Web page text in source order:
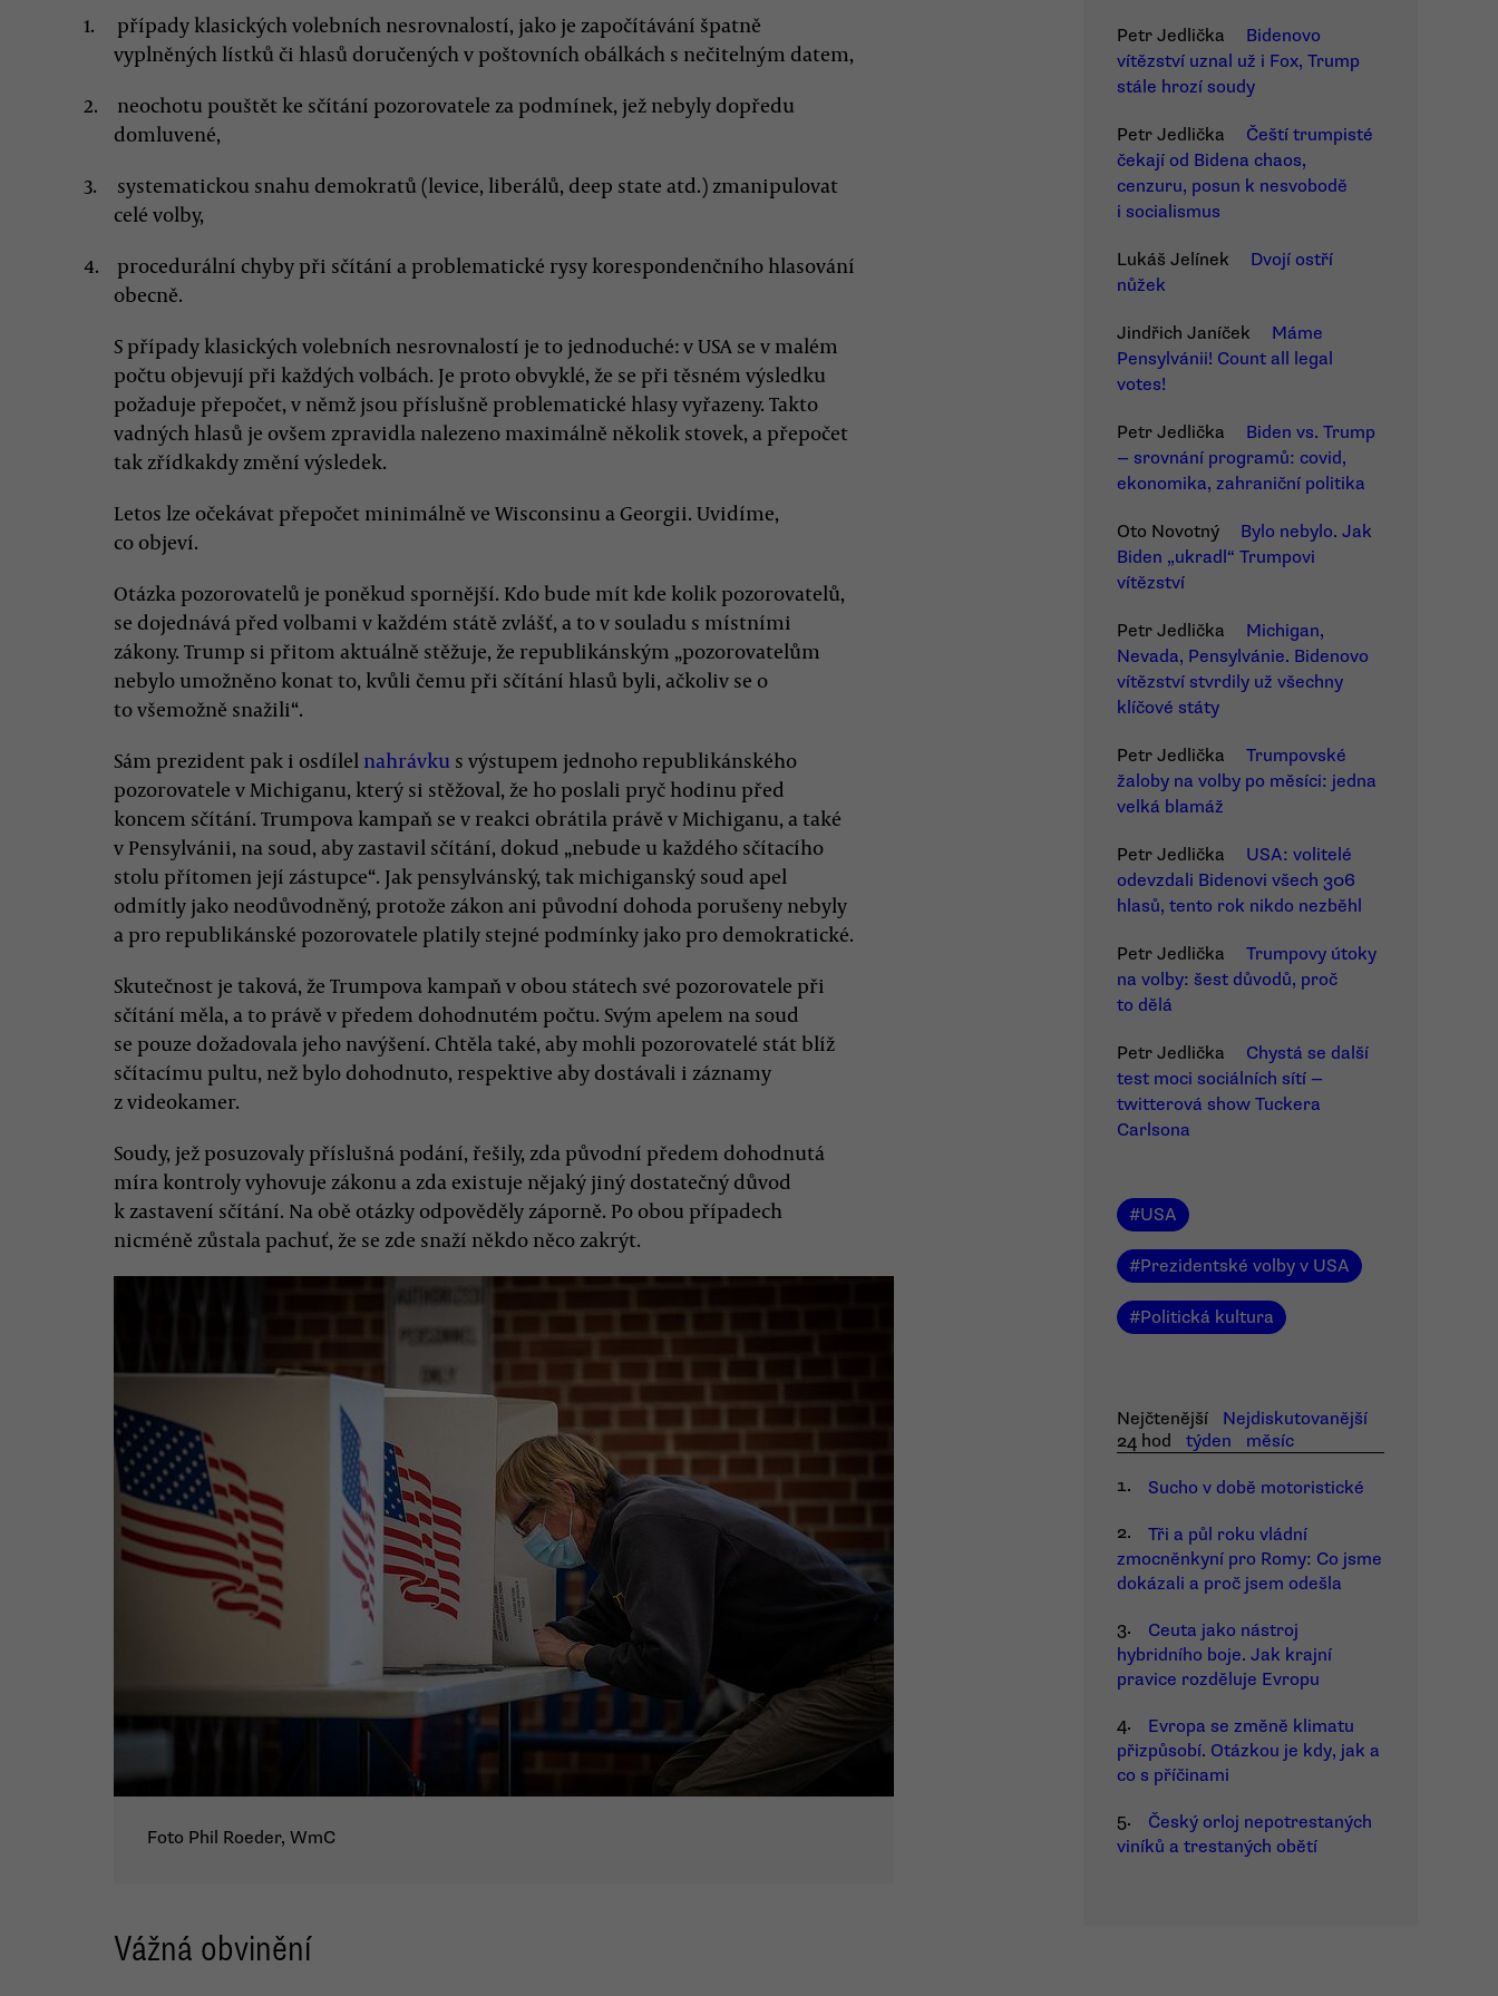
případy klasických volebních nesrovnalostí, jako je započítávání špatně
vyplněných lístků či hlasů doručených v poštovních obálkách s nečitelným datem,
neochotu pouštět ke sčítání pozorovatele za podmínek, jež nebyly dopředu
domluvené,
systematickou snahu demokratů (levice, liberálů, deep state atd.) zmanipulovat
celé volby,
procedurální chyby při sčítání a problematické rysy korespondenčního hlasování
obecně.
S případy klasických volebních nesrovnalostí je to jednoduché: v USA se v malém
počtu objevují při každých volbách. Je proto obvyklé, že se při těsném výsledku
požaduje přepočet, v němž jsou příslušně problematické hlasy vyřazeny. Takto
vadných hlasů je ovšem zpravidla nalezeno maximálně několik stovek, a přepočet
tak zřídkakdy změní výsledek.
Letos lze očekávat přepočet minimálně ve Wisconsinu a Georgii. Uvidíme,
co objeví.
Otázka pozorovatelů je poněkud spornější. Kdo bude mít kde kolik pozorovatelů,
se dojednává před volbami v každém státě zvlášť, a to v souladu s místními
zákony. Trump si přitom aktuálně stěžuje, že republikánským „pozorovatelům
nebylo umožněno konat to, kvůli čemu při sčítání hlasů byli, ačkoliv se o
to všemožně snažili“.
Sám prezident pak i osdílel nahrávku s výstupem jednoho republikánského
pozorovatele v Michiganu, který si stěžoval, že ho poslali pryč hodinu před
koncem sčítání. Trumpova kampaň se v reakci obrátila právě v Michiganu, a také
v Pensylvánii, na soud, aby zastavil sčítání, dokud „nebude u každého sčítacího
stolu přítomen její zástupce“. Jak pensylvánský, tak michiganský soud apel
odmítly jako neodůvodněný, protože zákon ani původní dohoda porušeny nebyly
a pro republikánské pozorovatele platily stejné podmínky jako pro demokratické.
Skutečnost je taková, že Trumpova kampaň v obou státech své pozorovatele při
sčítání měla, a to právě v předem dohodnutém počtu. Svým apelem na soud
se pouze dožadovala jeho navýšení. Chtěla také, aby mohli pozorovatelé stát blíž
sčítacímu pultu, než bylo dohodnuto, respektive aby dostávali i záznamy
z videokamer.
Soudy, jež posuzovaly příslušná podání, řešily, zda původní předem dohodnutá
míra kontroly vyhovuje zákonu a zda existuje nějaký jiný dostatečný důvod
k zastavení sčítání. Na obě otázky odpověděly záporně. Po obou případech
nicméně zůstala pachuť, že se zde snaží někdo něco zakrýt.
Foto Phil Roeder, WmC
Vážná obvinění
Petr Jedlička
Bidenovo
vítězství uznal už i Fox, Trump
stále hrozí soudy
Petr Jedlička
Čeští trumpisté
čekají od Bidena chaos,
cenzuru, posun k nesvobodě
i socialismus
Lukáš Jelínek
Dvojí ostří
nůžek
Jindřich Janíček
Máme
Pensylvánii! Count all legal
votes!
Petr Jedlička
Biden vs. Trump
— srovnání programů: covid,
ekonomika, zahraniční politika
Oto Novotný
Bylo nebylo. Jak
Biden „ukradl“ Trumpovi
vítězství
Petr Jedlička
Michigan,
Nevada, Pensylvánie. Bidenovo
vítězství stvrdily už všechny
klíčové státy
Petr Jedlička
Trumpovské
žaloby na volby po měsíci: jedna
velká blamáž
Petr Jedlička
USA: volitelé
odevzdali Bidenovi všech 306
hlasů, tento rok nikdo nezběhl
Petr Jedlička
Trumpovy útoky
na volby: šest důvodů, proč
to dělá
Petr Jedlička
Chystá se další
test moci sociálních sítí —
twitterová show Tuckera
Carlsona
#USA
#Prezidentské volby v USA
#Politická kultura
Nejčtenější
Nejdiskutovanější
24 hod
týden
měsíc
1.
Sucho v době motoristické
2.
Tři a půl roku vládní
zmocněnkyní pro Romy: Co jsme
dokázali a proč jsem odešla
3.
Ceuta jako nástroj
hybridního boje. Jak krajní
pravice rozděluje Evropu
4.
Evropa se změně klimatu
přizpůsobí. Otázkou je kdy, jak a
co s příčinami
5.
Český orloj nepotrestaných
viníků a trestaných obětí